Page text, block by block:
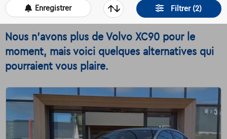
Filtrer (2)
Enregistrer
Nous n'avons plus de Volvo XC90 pour le
moment, mais voici quelques alternatives qui
pourraient vous plaire.